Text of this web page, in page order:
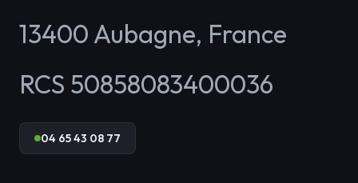
13400 Aubagne, France
RCS 50858083400036
04 65 43 08 77